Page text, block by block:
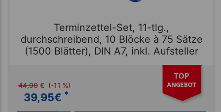
Terminzettel-Set, 11-tlg.,
durchschreibend, 10 Blöcke à 75 Sätze
(1500 Blätter), DIN A7, inkl. Aufsteller
44,90 € (-11 %)
39,95€ *